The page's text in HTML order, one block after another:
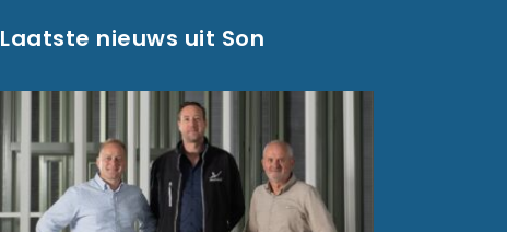
Laatste nieuws uit Son